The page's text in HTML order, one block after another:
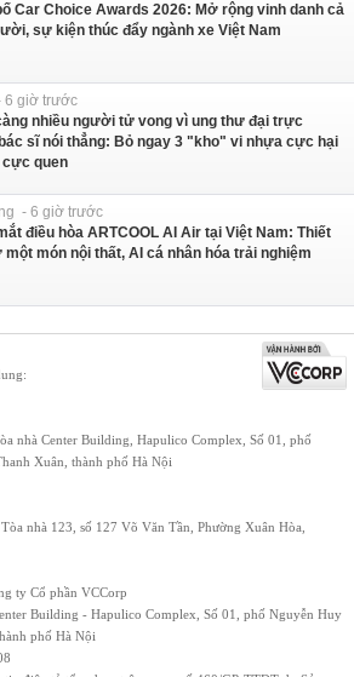
Car Choice Awards 2026: Mở rộng vinh danh cả
sự kiện thúc đẩy ngành xe Việt Nam
6 giờ trước
nhiều người tử vong vì ung thư đại trực
sĩ nói thẳng: Bỏ ngay 3 "kho" vi nhựa cực hại
quen
- 6 giờ trước
điều hòa ARTCOOL AI Air tại Việt Nam: Thiết
một món nội thất, AI cá nhân hóa trải nghiệm
nhà Center Building, Hapulico Complex, Số 01, phố
Xuân, thành phố Hà Nội
nhà 123, số 127 Võ Văn Tần, Phường Xuân Hòa,
ty Cổ phần VCCorp
Building - Hapulico Complex, Số 01, phố Nguyễn Huy
phố Hà Nội